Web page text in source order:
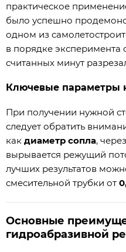
практическое
было успешно
одном из
в порядке эксперимента
считанных минут
Ключевые параметры
При получении нужной
следует обратить
как диаметр сопла,
вырывается режущий
лучших результатов
смесительной трубки от
Основные
гидроабразивной